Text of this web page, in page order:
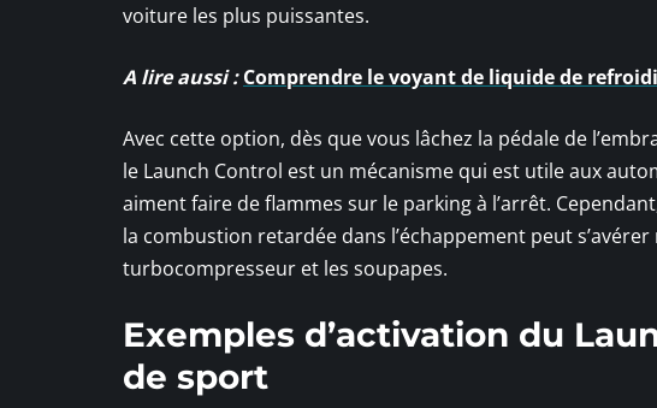
voiture les plus puissantes.
A lire aussi : Comprendre le voyant de liquide de
Avec cette option, dès que vous lâchez la pédale de
le Launch Control est un mécanisme qui est utile aux
aiment faire de flammes sur le parking à l’arrêt.
la combustion retardée dans l’échappement peut
turbocompresseur et les soupapes.
Exemples d’activation du
de sport